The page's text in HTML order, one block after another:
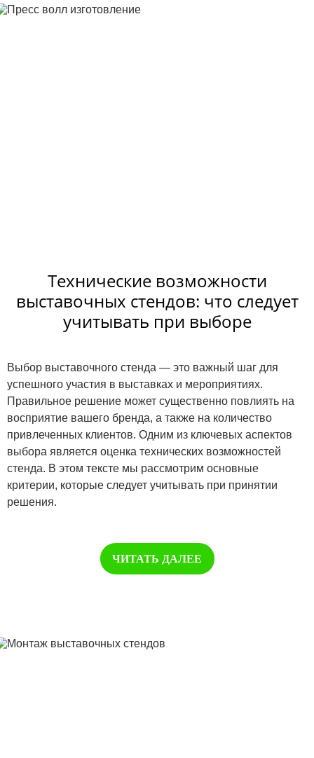
Технические возможности
выставочных стендов: что следует
учитывать при выборе
Выбор выставочного стенда — это важный шаг для
успешного участия в выставках и мероприятиях.
Правильное решение может существенно повлиять на
восприятие вашего бренда, а также на количество
привлеченных клиентов. Одним из ключевых аспектов
выбора является оценка технических возможностей
стенда. В этом тексте мы рассмотрим основные
критерии, которые следует учитывать при принятии
решения.
ЧИТАТЬ ДАЛЕЕ